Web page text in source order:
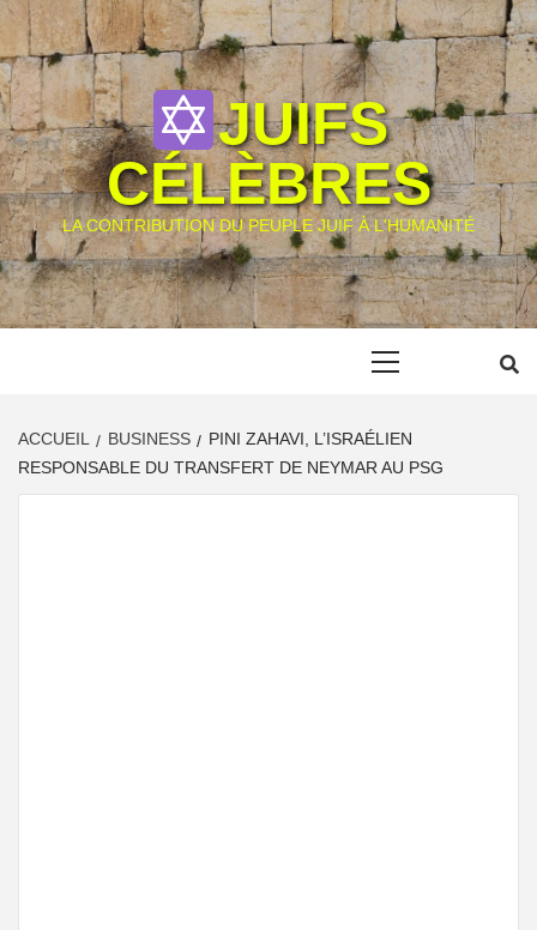
Skip
content
JUIFS
CÉLÈBRES
LA CONTRIBUTION DU PEUPLE JUIF À L'HUMANITÉ
ACCUEIL BUSINESS
PINI ZAHAVI, L’ISRAÉLIEN
RESPONSABLE DU TRANSFERT DE NEYMAR AU PSG